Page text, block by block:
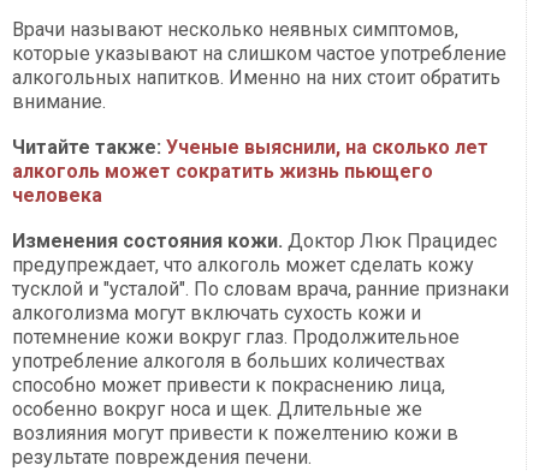
Врачи называют несколько неявных симптомов,
которые указывают на слишком частое употребление
алкогольных напитков. Именно на них стоит обратить
внимание.
Читайте также: Ученые выяснили, на сколько лет
алкоголь может сократить жизнь пьющего
человека
Изменения состояния кожи. Доктор Люк Працидес
предупреждает, что алкоголь может сделать кожу
тусклой и "усталой". По словам врача, ранние признаки
алкоголизма могут включать сухость кожи и
потемнение кожи вокруг глаз. Продолжительное
употребление алкоголя в больших количествах
способно может привести к покраснению лица,
особенно вокруг носа и щек. Длительные же
возлияния могут привести к пожелтению кожи в
результате повреждения печени.